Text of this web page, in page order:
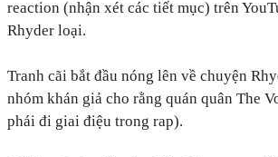
reaction (nhận xét các tiết mục) trên
Rhyder loại.
Tranh cãi bắt đầu nóng lên về chuyện
nhóm khán giả cho rằng quán quân The
phái đi giai điệu trong rap).